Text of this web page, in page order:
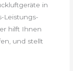
in
Leistungs-
hilft Ihnen
und stellt